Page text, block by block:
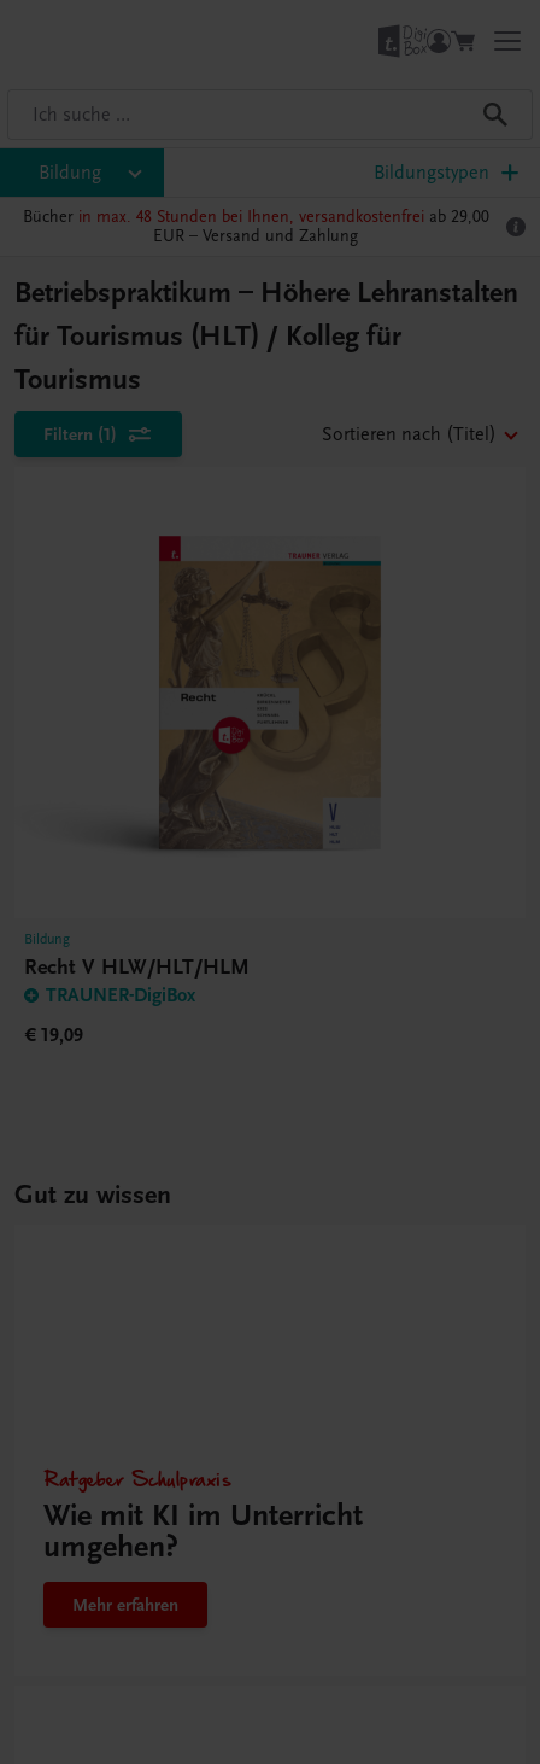
Bildung Bildungstypen
Bücher in max. 48 Stunden bei Ihnen, versandkostenfrei ab 29,00
EUR – Versand und Zahlung
Betriebspraktikum – Höhere Lehranstalten
für Tourismus (HLT) / Kolleg für
Tourismus
Filtern (1) Sortieren nach (Titel)
Bildung
Recht V HLW/HLT/HLM
TRAUNER-DigiBox
€ 19,09
Gut zu wissen
Ratgeber Schulpraxis
Wie mit KI im Unterricht
umgehen?
Mehr erfahren